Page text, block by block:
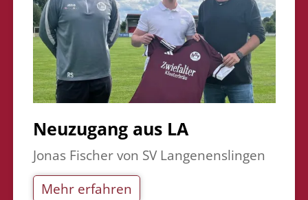
Neuzugang aus LA
Jonas Fischer von SV Langenenslingen
Mehr erfahren